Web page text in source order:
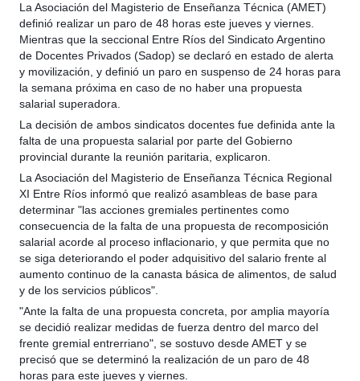
La Asociación del Magisterio de Enseñanza Técnica (AMET)
definió realizar un paro de 48 horas este jueves y viernes.
Mientras que la seccional Entre Ríos del Sindicato Argentino
de Docentes Privados (Sadop) se declaró en estado de alerta
y movilización, y definió un paro en suspenso de 24 horas para
la semana próxima en caso de no haber una propuesta
salarial superadora.
La decisión de ambos sindicatos docentes fue definida ante la
falta de una propuesta salarial por parte del Gobierno
provincial durante la reunión paritaria, explicaron.
La Asociación del Magisterio de Enseñanza Técnica Regional
XI Entre Ríos informó que realizó asambleas de base para
determinar "las acciones gremiales pertinentes como
consecuencia de la falta de una propuesta de recomposición
salarial acorde al proceso inflacionario, y que permita que no
se siga deteriorando el poder adquisitivo del salario frente al
aumento continuo de la canasta básica de alimentos, de salud
y de los servicios públicos".
"Ante la falta de una propuesta concreta, por amplia mayoría
se decidió realizar medidas de fuerza dentro del marco del
frente gremial entrerriano", se sostuvo desde AMET y se
precisó que se determinó la realización de un paro de 48
horas para este jueves y viernes.